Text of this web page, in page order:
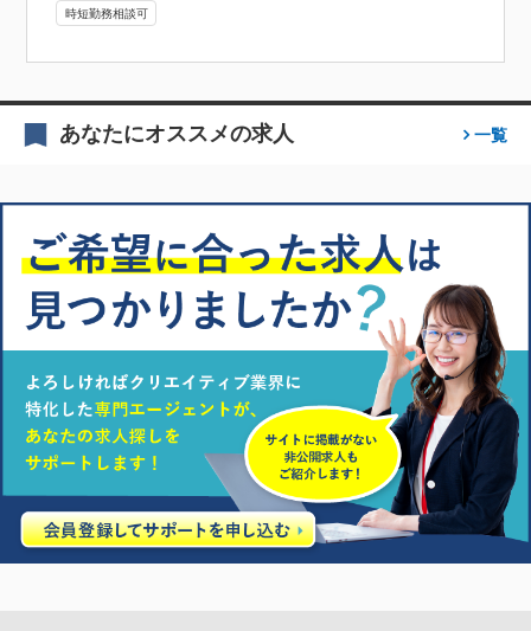
時短勤務相談可
あなたにオススメの求人 一覧